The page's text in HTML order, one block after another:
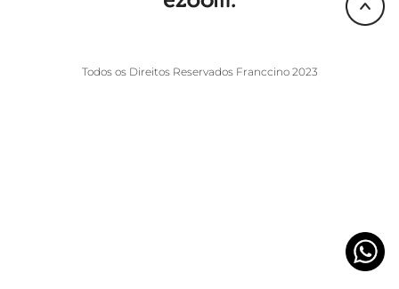
Todos os Direitos Reservados Franccino 2023